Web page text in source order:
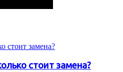
стоит замена?